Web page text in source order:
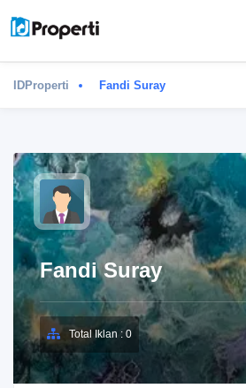
IDProperti Fandi Suray
Fandi Suray
Total Iklan : 0